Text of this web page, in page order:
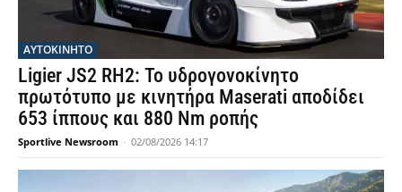
ΑΥΤΟΚΙΝΗΤΟ
Ligier JS2 RH2: Το υδρογονοκίνητο
πρωτότυπο με κινητήρα Maserati αποδίδει
653 ίππους και 880 Nm ροπής
Sportlive Newsroom - 02/08/2026 14:17